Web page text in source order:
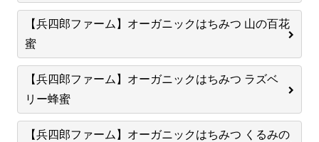
【兵四郎ファーム】オーガニックはちみつ 山の百花
蜜
【兵四郎ファーム】オーガニックはちみつ ラズベ
リー蜂蜜
【兵四郎ファーム】オーガニックはちみつ くるみの